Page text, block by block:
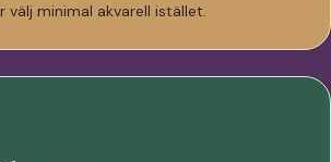
minimal akvarell istället.